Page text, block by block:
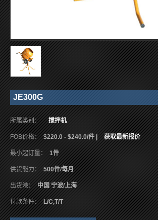
JE300G
所属类别： 搅拌机
FOB价格： $220.0 - $240.0/件 | 获取最新报价
最小起订量： 1件
供货能力： 500件/每月
出货港： 中国 宁波/上海
付款条件： L/C,T/T